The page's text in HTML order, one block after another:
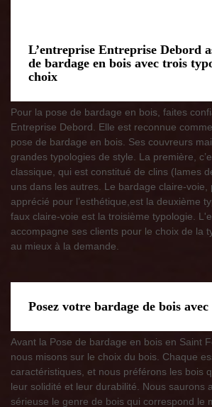
L’entreprise Entreprise Debord
de bardage en bois avec trois
choix
Pour la pose de bardage en bois, faites
Entreprise Debord. Elle est reconnue
pose de bardage en bois. Ses couvreurs
grandes typologies de style. La première,
classique, qui est constitué de clins (lames
uns dans les autres. Le bardage claire-voie,
apprécié pour l’esthétique,est la deuxième
faux claire-voie est la troisième typologie.
accompagne ses clients pour le choix de la
au mieux à la demande.
Posez votre bardage de bois
Avant la Pose de bardage en bois en Saint
nous misons sur le choix du bois. Chaque
caractéristiques, et nous préférons les bois
leur solidité et leur durabilité. Nous saurons
sérieuse le genre de bois qui correspond le